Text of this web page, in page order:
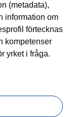
(metadata),
information om
förtecknas
kompetenser
yrket i fråga.